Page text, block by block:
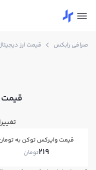
صرافی رابکس قیمت ارز
تغییرات ۲۴
قیمت وایرکس توکن به
219تومان